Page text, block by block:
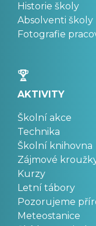
Historie školy
Absolventi školy
Fotografie
AKTIVITY
Školní akce
Technika
Školní knihovna
Zájmové
Kurzy
Letní tábory
Pozorujeme
Meteostanice